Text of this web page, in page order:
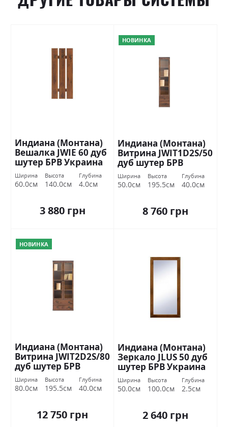
Индиана (Монтана)
Вешалка JWIE 60 дуб
шутер БРВ Украина
Ширина
60.0см
Высота
140.0см
Глубина
4.0см
3 880 грн
НОВИНКА
Индиана (Монтана)
Витрина JWIT1D2S/50
дуб шутер БРВ
Украина
Ширина
50.0см
Высота
195.5см
Глубина
40.0см
8 760 грн
НОВИНКА
Индиана (Монтана)
Витрина JWIT2D2S/80
дуб шутер БРВ
Украина
Ширина
80.0см
Высота
195.5см
Глубина
40.0см
12 750 грн
Индиана (Монтана)
Зеркало JLUS 50 дуб
шутер БРВ Украина
Ширина
50.0см
Высота
100.0см
Глубина
2.5см
2 640 грн